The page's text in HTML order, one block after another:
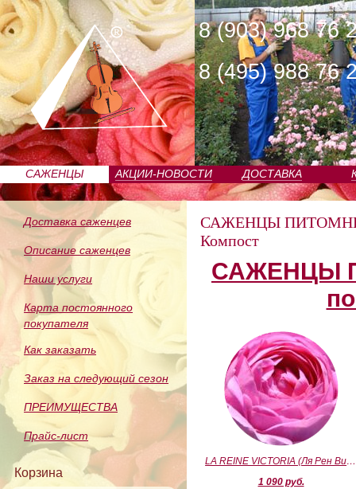
8 (903) 968 76
8 (495) 988 76
САЖЕНЦЫ
ПИТОМНИКА
АКЦИИ-НОВОСТИ ДОСТАВКА
Доставка саженцев
Описание саженцев
Наши услуги
Карта постоянного
покупателя
Как заказать
Заказ на следующий сезон
ПРЕИМУЩЕСТВА
Прайс-лист
Корзина
САЖЕНЦЫ
Компост
САЖЕНЦЫ
LA REINE VICTORIA (Ля Рен Виктория)
1 090 руб.